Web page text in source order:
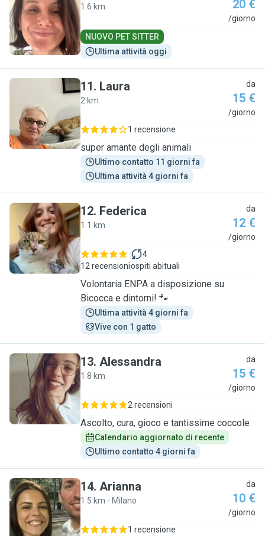
E
1.6 km 20 €
/giorno
NUOVO PET SITTER
Ultima attività oggi
L
11. Laura
2 km
da
15 €
/giorno
1 recensione
super amante degli animali
Ultimo contatto 11 giorni fa
Ultima attività 4 giorni fa
F
12. Federica
1.1 km
da
12 €
/giorno
12 recensioni
4
ospiti abituali
Volontaria ENPA a disposizione su
Bicocca e dintorni! 🐾
Ultima attività 4 giorni fa
Vive con 1 gatto
A
13. Alessandra
1.8 km
da
15 €
/giorno
2 recensioni
Ascolto, cura, gioco e tantissime coccole
Calendario aggiornato di recente
Ultimo contatto 4 giorni fa
A
14. Arianna
1.5 km - Milano
da
10 €
/giorno
1 recensione